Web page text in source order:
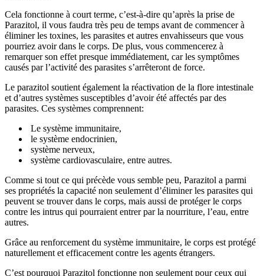
Cela fonctionne à court terme, c’est-à-dire qu’après la prise de
Parazitol, il vous faudra très peu de temps avant de commencer à
éliminer les toxines, les parasites et autres envahisseurs que vous
pourriez avoir dans le corps. De plus, vous commencerez à
remarquer son effet presque immédiatement, car les symptômes
causés par l’activité des parasites s’arrêteront de force.
Le parazitol soutient également la réactivation de la flore intestinale
et d’autres systèmes susceptibles d’avoir été affectés par des
parasites. Ces systèmes comprennent:
Le système immunitaire,
le système endocrinien,
système nerveux,
système cardiovasculaire, entre autres.
Comme si tout ce qui précède vous semble peu, Parazitol a parmi
ses propriétés la capacité non seulement d’éliminer les parasites qui
peuvent se trouver dans le corps, mais aussi de protéger le corps
contre les intrus qui pourraient entrer par la nourriture, l’eau, entre
autres.
Grâce au renforcement du système immunitaire, le corps est protégé
naturellement et efficacement contre les agents étrangers.
C’est pourquoi Parazitol fonctionne non seulement pour ceux qui